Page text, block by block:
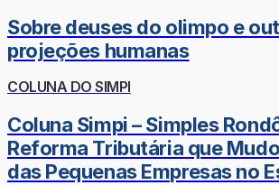
Sobre deuses do olimpo e
projeções humanas
COLUNA DO SIMPI
Coluna Simpi – Simples
Reforma Tributária que
das Pequenas Empresas no